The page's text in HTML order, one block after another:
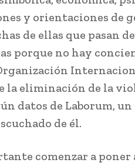
y orientaciones de
de ellas que pasan
porque no hay
la eliminación de la
datos de Laborum, un
de él.
comenzar a